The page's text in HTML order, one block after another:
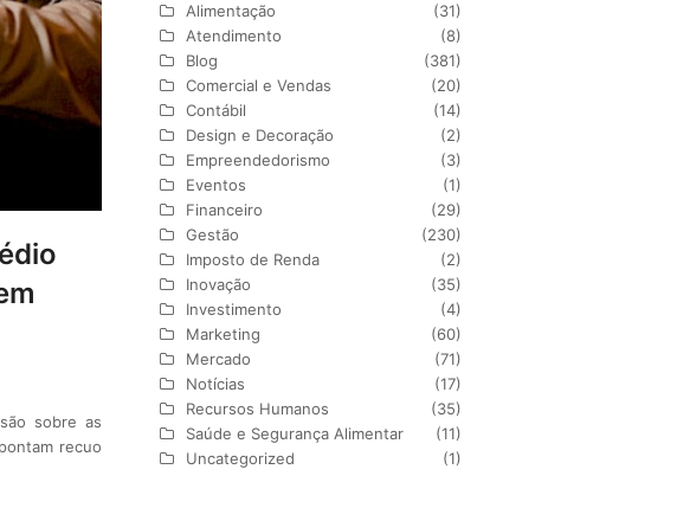
sobre as
recuo
Alimentação
(31)
Atendimento
(8)
Blog
(381)
Comercial e Vendas
(20)
Contábil
(14)
Design e Decoração
(2)
Empreendedorismo
(3)
Eventos
(1)
Financeiro
(29)
Gestão
(230)
Imposto de Renda
(2)
Inovação
(35)
Investimento
(4)
Marketing
(60)
Mercado
(71)
Notícias
(17)
Recursos Humanos
(35)
Saúde e Segurança Alimentar
(11)
Uncategorized
(1)